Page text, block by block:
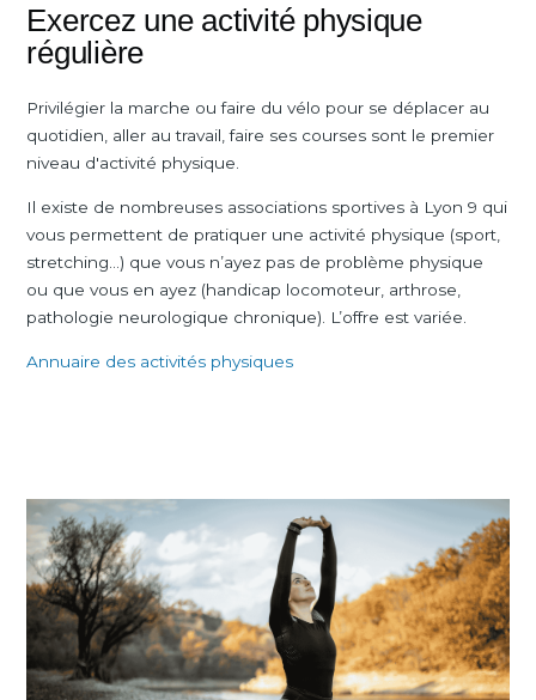
Exercez une activité physique
régulière
Privilégier la marche ou faire du vélo pour se déplacer au
quotidien, aller au travail, faire ses courses sont le premier
niveau d'activité physique.
Il existe de nombreuses associations sportives à Lyon 9 qui
vous permettent de pratiquer une activité physique (sport,
stretching…) que vous n’ayez pas de problème physique
ou que vous en ayez (handicap locomoteur, arthrose,
pathologie neurologique chronique). L’offre est variée.
Annuaire des activités physiques